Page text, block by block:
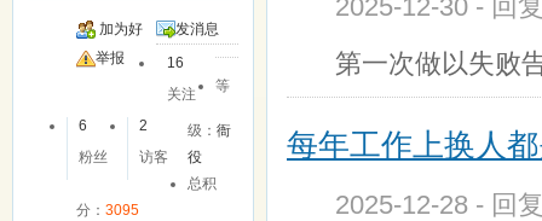
加为好
友
发消息
举报
16
关注
6
粉丝
2
访客
等
级：衙
役
总积
分： 3095
2025-12-30 - 回
第一次做以失败
每年工作上换人
2025-12-28 - 回